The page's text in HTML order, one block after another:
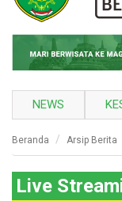
NEWS
Beranda Arsip Berita
Live